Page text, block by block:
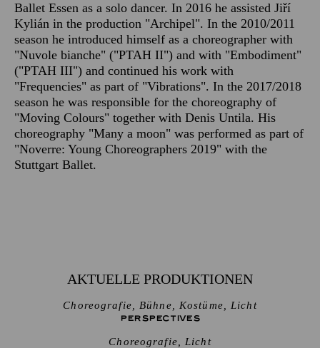
Ballet Essen as a solo dancer. In 2016 he assisted Jiří
Kylián in the production "Archipel". In the 2010/2011
season he introduced himself as a choreographer with
"Nuvole bianche" ("PTAH II") and with "Embodiment"
("PTAH III") and continued his work with
"Frequencies" as part of "Vibrations". In the 2017/2018
season he was responsible for the choreography of
"Moving Colours" together with Denis Untila. His
choreography "Many a moon" was performed as part of
"Noverre: Young Choreographers 2019" with the
Stuttgart Ballet.
AKTUELLE PRODUKTIONEN
Choreografie, Bühne, Kostüme, Licht
PERSPECTIVES
Choreografie, Licht